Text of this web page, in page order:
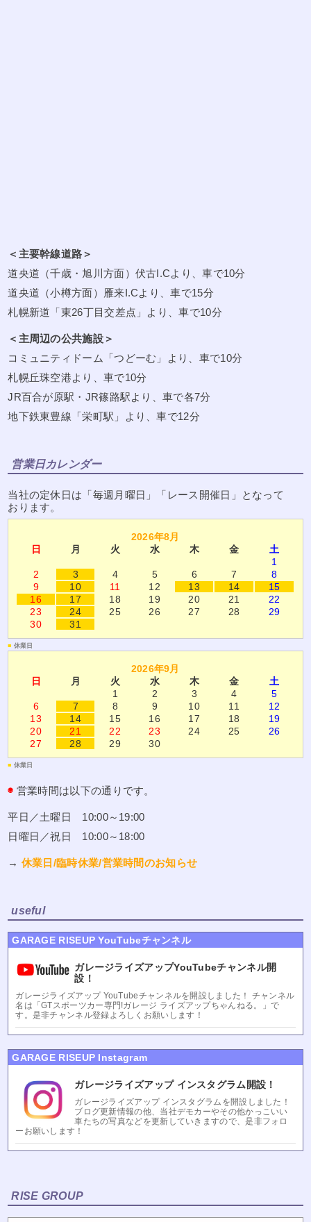
＜主要幹線道路＞
道央道（千歳・旭川方面）伏古I.Cより、車で10分
道央道（小樽方面）雁来I.Cより、車で15分
札幌新道「東26丁目交差点」より、車で10分
＜主周辺の公共施設＞
コミュニティドーム「つどーむ」より、車で10分
札幌丘珠空港より、車で10分
JR百合が原駅・JR篠路駅より、車で各7分
地下鉄東豊線「栄町駅」より、車で12分
営業日カレンダー
当社の定休日は「毎週月曜日」「レース開催日」となって
おります。
2026年8月
日
月 火 水 木 金
土
1
2
3 4 5 6 7
8
9
10 11 12 13 14
15
16
17 18 19 20 21
22
23
24 25 26 27 28
29
30
31
■ 休業日
2026年9月
日
月 火 水 木 金
土
1
2 3 4
5
6
7 8 9 10 11
12
13
14 15 16 17 18
19
20
21 22 23 24 25
26
27
28 29 30
■ 休業日
◉ 営業時間は以下の通りです。
平日／土曜日 10:00～19:00
日曜日／祝日 10:00～18:00
→ 休業日/臨時休業/営業時間のお知らせ
useful
GARAGE RISEUP YouTubeチャンネル
ガレージライズアップYouTubeチャンネル開
設！
ガレージライズアップ YouTubeチャンネルを開設しました！ チャンネル
名は「GTスポーツカー専門!ガレージ ライズアップちゃんねる。」で
す。是非チャンネル登録よろしくお願いします！
GARAGE RISEUP Instagram
ガレージライズアップ インスタグラム開設！
ガレージライズアップ インスタグラムを開設しました！
ブログ更新情報の他、当社デモカーやその他かっこいい
車たちの写真などを更新していきますので、是非フォロ
ーお願いします！
RISE GROUP